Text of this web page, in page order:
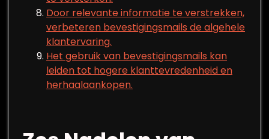
Door relevante informatie te verstrekken,
verbeteren bevestigingsmails de algehele
klantervaring.
Het gebruik van bevestigingsmails kan
leiden tot hogere klanttevredenheid en
herhaalaankopen.